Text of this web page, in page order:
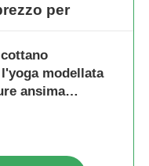
per
modellata
ansima